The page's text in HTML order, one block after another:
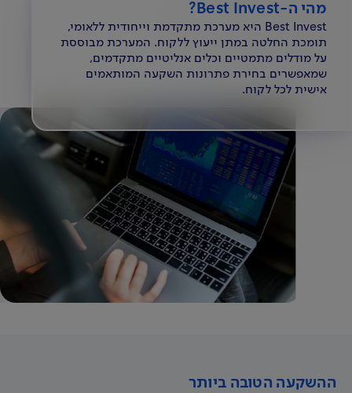
מהי ה-Best Invest?
Best Invest היא מערכת מתקדמת וייחודית ללאומי,
תומכת החלטה במתן ייעוץ ללקוח. המערכת מבוססת
על מודלים מתמטיים וכלים אנליטיים מתקדמים,
שמאפשרים בחירת פתרונות השקעה המותאמים
אישית לכל לקוח.
ההשקעה הטובה ביותר